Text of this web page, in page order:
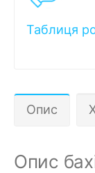
Таблиця
Опис
Опис